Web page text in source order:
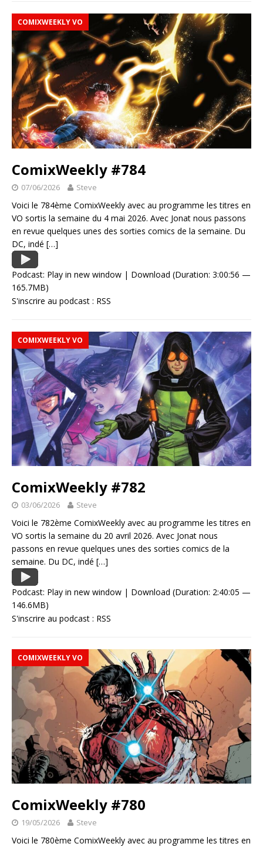
COMIXWEEKLY VO
ComixWeekly #784
07/06/2026 Steve
Voici le 784ème ComixWeekly avec au programme les titres en
VO sortis la semaine du 4 mai 2026. Avec Jonat nous passons
en revue quelques unes des sorties comics de la semaine. Du
DC, indé […]
Podcast: Play in new window | Download (Duration: 3:00:56 —
165.7MB)
S'inscrire au podcast : RSS
COMIXWEEKLY VO
ComixWeekly #782
03/06/2026 Steve
Voici le 782ème ComixWeekly avec au programme les titres en
VO sortis la semaine du 20 avril 2026. Avec Jonat nous
passons en revue quelques unes des sorties comics de la
semaine. Du DC, indé […]
Podcast: Play in new window | Download (Duration: 2:40:05 —
146.6MB)
S'inscrire au podcast : RSS
COMIXWEEKLY VO
ComixWeekly #780
19/05/2026 Steve
Voici le 780ème ComixWeekly avec au programme les titres en